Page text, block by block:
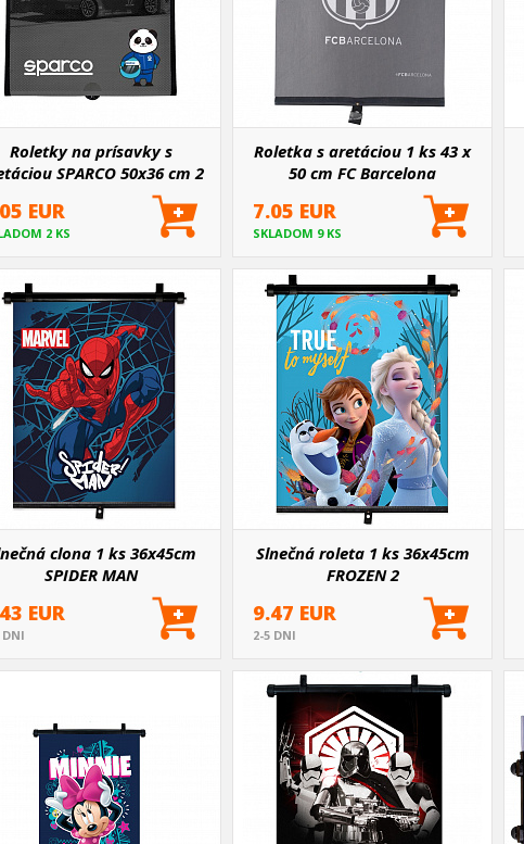
Roletky na prísavky s
SPARCO 50x36 cm 2
EUR
2 KS
Roletka s aretáciou 1 ks 43 x
50 cm FC Barcelona
7.05 EUR
SKLADOM 9 KS
clona 1 ks 36x45cm
SPIDER MAN
EUR
DNI
Slnečná roleta 1 ks 36x45cm
FROZEN 2
9.47 EUR
2-5 DNI